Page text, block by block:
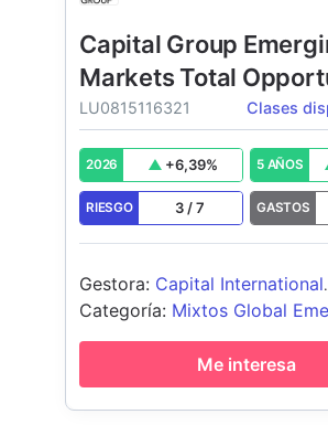
Capital Group
Markets Total
(LUX)
LU0815116321 Clases
2026 +6,39% 5 AÑOS
RIESGO 3 /7 GASTOS
Gestora: Capital International
Management Company Sàrl
Categoría: Mixtos Global
Me interesa